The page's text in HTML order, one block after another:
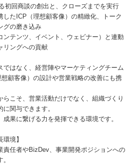
初回商談の創出と、クローズまでを実行
したICP（理想顧客像）の精緻化、トーク
グの磨き込み
ンテンツ、イベント、ウェビナー）と連動
リングへの貢献
ではなく、経営陣やマーケティングチーム
顧客像）の設計や営業戦略の改善にも携
こそ、営業活動だけでなく、組織づくり
関与できます。
果に繋げる力を発揮できる環境です。
境】
責任者やBizDev、事業開発ポジションへの